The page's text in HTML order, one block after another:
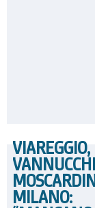
VIAREGGIO,
MILANO: